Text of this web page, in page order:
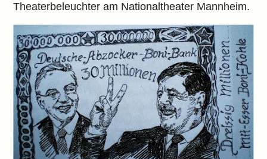
Theaterbeleuchter am Nationaltheater Mannheim.